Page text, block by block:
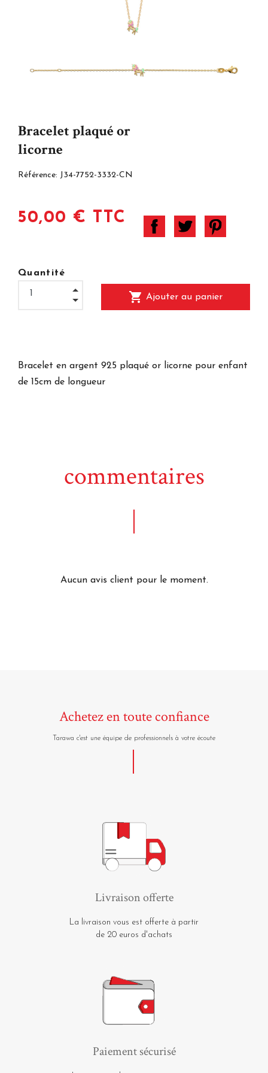
Bracelet plaqué or
licorne
Référence: J34-7752-3332-CN
50,00 € TTC
Quantité
shopping_cart Ajouter au panier
Bracelet en argent 925 plaqué or licorne pour enfant
de 15cm de longueur
commentaires
Aucun avis client pour le moment.
Achetez en toute confiance
Tarawa c'est une équipe de professionnels à votre écoute
Livraison offerte
La livraison vous est offerte à partir
de 20 euros d'achats
Paiement sécurisé